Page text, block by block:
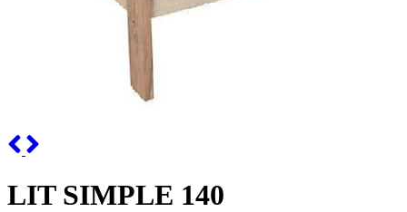
Previous
LIT SIMPLE 140